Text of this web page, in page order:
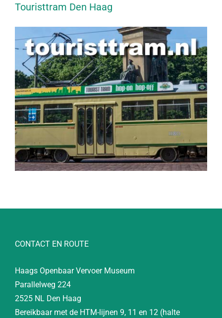
Touristtram Den Haag
CONTACT EN ROUTE
Haags Openbaar Vervoer Museum
Parallelweg 224
2525 NL Den Haag
Bereikbaar met de HTM-lijnen 9, 11 en 12 (halte